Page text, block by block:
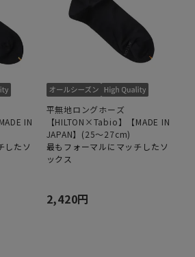
IN
したソ
平無地ロングホーズ
【HILTON×Tabio】【MADE IN
JAPAN】(25～27cm)
最もフォーマルにマッチしたソ
ックス
2,420円